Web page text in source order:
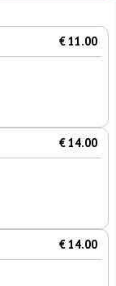
€ 11.00
€ 14.00
€ 14.00